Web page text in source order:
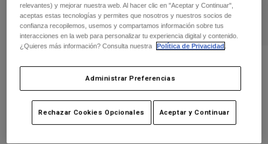
Protecciones
Gafas de protección
Calcetines
Gafas de protección
Calcetines
Mochilas y accesorios
Recambios
Sudaderas
Chaquetas
Pantalones
Camisas
Cascos
Camisetas
Protecciones
Guantes
Casco Youth Proframe Thrive
N.º de artículo38352-008-OS
269,99 €
relevantes) y mejorar nuestra web. Al hacer clic en "Aceptar y Continuar",
aceptas estas tecnologías y permites que nosotros y nuestros socios de
confianza recopilemos, usemos y compartamos información sobre tus
interacciones en la web para personalizar tu experiencia digital y contenido.
¿Quieres más información? Consulta nuestra
Política de Privacidad
Administrar Preferencias
Rechazar Cookies Opcionales Aceptar y Continuar